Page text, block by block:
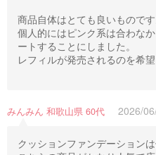
商品自体はとても良いものです
個人的にはピンク系は合わな
ートすることにしました。
レフィルが発売されるのを希望
みんみん 和歌山県 60代 2026/
クッションファンデーション